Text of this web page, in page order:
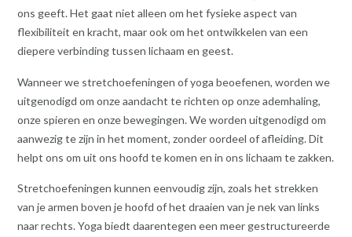
ons geeft. Het gaat niet alleen om het fysieke aspect van
flexibiliteit en kracht, maar ook om het ontwikkelen van een
diepere verbinding tussen lichaam en geest.
Wanneer we stretchoefeningen of yoga beoefenen, worden we
uitgenodigd om onze aandacht te richten op onze ademhaling,
onze spieren en onze bewegingen. We worden uitgenodigd om
aanwezig te zijn in het moment, zonder oordeel of afleiding. Dit
helpt ons om uit ons hoofd te komen en in ons lichaam te zakken.
Stretchoefeningen kunnen eenvoudig zijn, zoals het strekken
van je armen boven je hoofd of het draaien van je nek van links
naar rechts. Yoga biedt daarentegen een meer gestructureerde